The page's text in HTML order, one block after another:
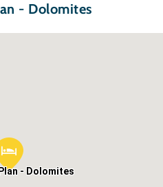
- Dolomites
- Dolomites